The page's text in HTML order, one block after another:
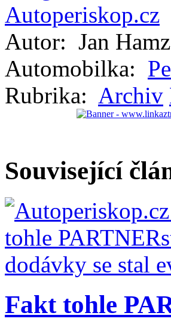
Autor: Jan
Automobilka:
Rubrika: Archiv
Související
Fakt tohle